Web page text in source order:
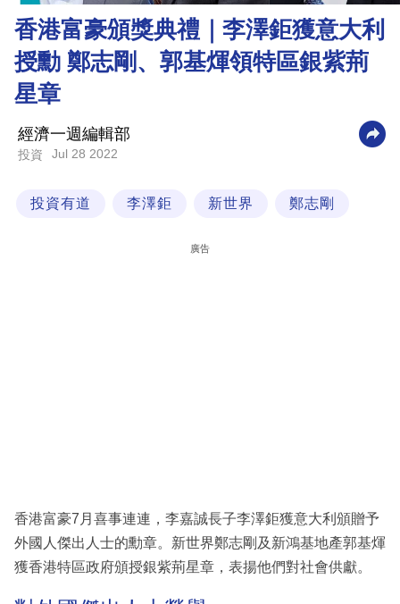
理
財
商
科
技
香港富豪頒獎典禮｜李澤鉅獲意大利
授勳 鄭志剛、郭基煇領特區銀紫荊
星章
經濟一週編輯部
投資 Jul 28 2022
投資有道 李澤鉅 新世界 鄭志剛
廣告
香港富豪7月喜事連連，李嘉誠長子李澤鉅獲意大利頒贈予
外國人傑出人士的勳章。新世界鄭志剛及新鴻基地產郭基煇
獲香港特區政府頒授銀紫荊星章，表揚他們對社會供獻。